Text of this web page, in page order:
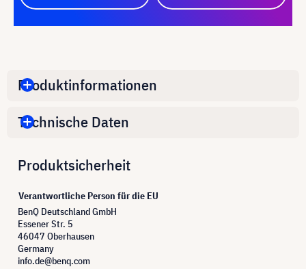
Produktinformationen
Technische Daten
Produktsicherheit
Verantwortliche Person für die EU
BenQ Deutschland GmbH
Essener Str. 5
46047 Oberhausen
Germany
info.de@benq.com